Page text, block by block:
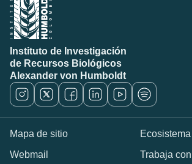
Instituto de Investigación
de Recursos Biológicos
Alexander von Humboldt
Mapa de sitio
Webmail
Trabaja